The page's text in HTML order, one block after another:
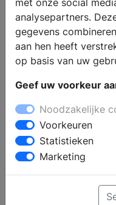
Vind een
Vlijmen
Wanneer u de
sanitair winkel alle
nieuwe badkamer.
wat zijn de laatste
is de beste indeling en
droombadkamer?
van een ervaren
badkamer
met onze social
analysepartners.
gegevens
aan hen heeft
op basis van uw
Geef uw voorkeur
Noodzakelijke
Voorkeuren
Statistieken
Marketing